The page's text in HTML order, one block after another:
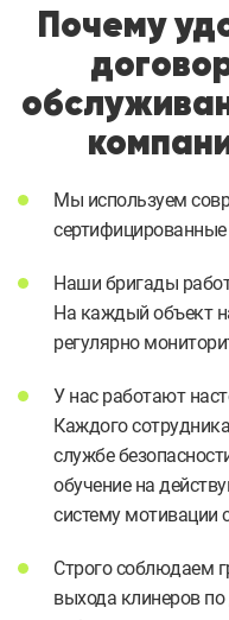
Почему
Мы используем
Наши бригады
На каждый объект
регулярно
У нас работают
Каждого
службе
обучение на
систему мотивации
Строго соблюдаем
выхода клинеров по